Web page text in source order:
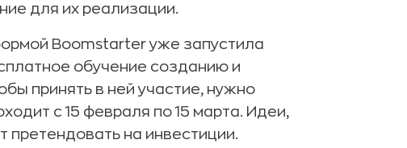
для их реализации.
Boomstarter уже запустила
обучение созданию и
принять в ней участие, нужно
с 15 февраля по 15 марта. Идеи,
на инвестиции.